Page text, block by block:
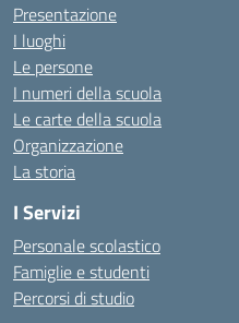
Presentazione
I luoghi
Le persone
I numeri della scuola
Le carte della scuola
Organizzazione
La storia
I Servizi
Personale scolastico
Famiglie e studenti
Percorsi di studio